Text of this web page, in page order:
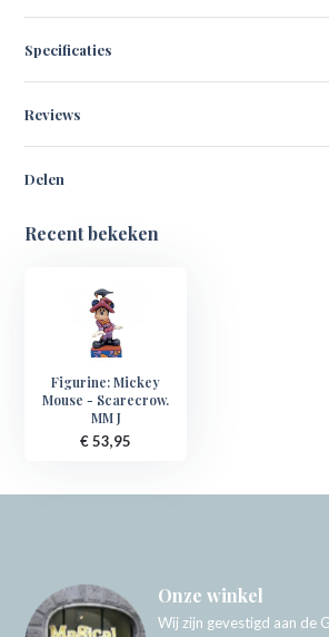
Specificaties
Reviews
Delen
Recent bekeken
Figurine: Mickey
Mouse - Scarecrow.
MM J
€ 53,95
Onze winkel
Wij zijn gevestigd aan de